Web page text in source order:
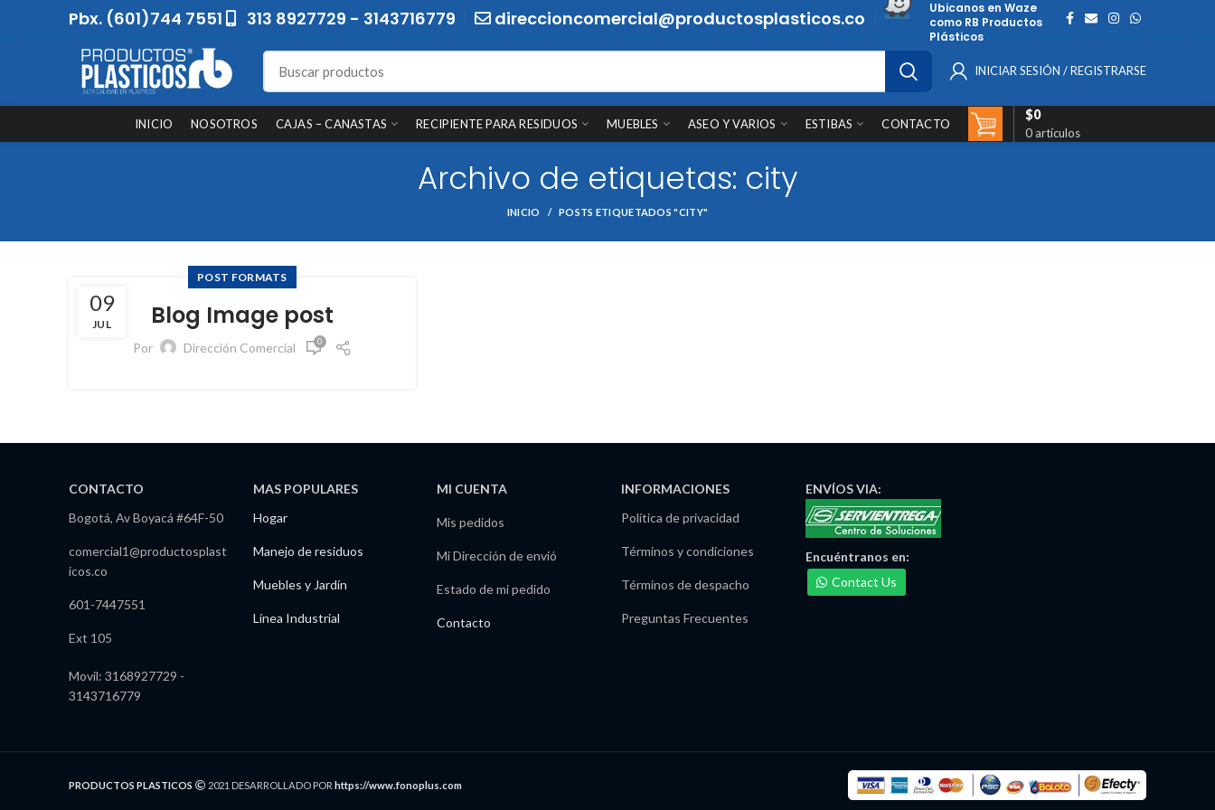
Pbx. (601)744 7551 313 8927729 - 3143716779 direccioncomercial@productosplasticos.co
Ubicanos en Waze
como RB Productos
Plásticos
INICIAR SESIÓN / REGISTRARSE
INICIO NOSOTROS CAJAS – CANASTAS RECIPIENTE PARA RESIDUOS MUEBLES ASEO Y VARIOS ESTIBAS CONTACTO
0 artículos
$0
Archivo de etiquetas: city
INICIO POSTS ETIQUETADOS "CITY"
09
JUL
POST FORMATS
Blog Image post
Por Dirección Comercial 0
CONTACTO
Bogotá, Av Boyacá #64F-50
comercial1@productosplast
icos.co
601-7447551
Ext 105
Movil: 3168927729 -
3143716779
MAS POPULARES
Hogar
Manejo de residuos
Muebles y Jardín
Línea Industrial
MI CUENTA
Mis pedidos
Mi Dirección de envió
Estado de mi pedido
Contacto
INFORMACIONES
Política de privacidad
Términos y condiciones
Términos de despacho
Preguntas Frecuentes
ENVÍOSVIA:
Encuéntranos en:
Contact Us
PRODUCTOS PLASTICOS 2021 DESARROLLADO POR https://www.fonoplus.com